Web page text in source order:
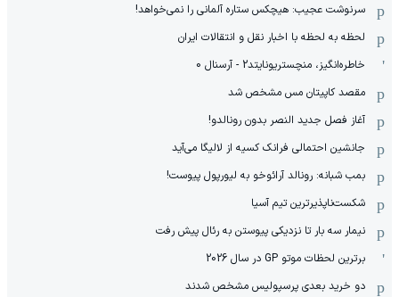
سرنوشت عجیب: هیچکس ستاره آلمانی را نمی‌خواهد!
لحظه به لحظه با اخبار نقل و انتقالات ایران
خاطره‌انگیز، منچستریونایتد2 - آرسنال 0
مقصد کاپیتان مس مشخص شد
آغاز فصل جدید النصر بدون رونالدو!
جانشین احتمالی فرانک کسیه از لالیگا می‌آید
بمب شبانه: رونالد آرائوخو به لیورپول پیوست!
شکست‌ناپذیرترین تیم آسیا
نیمار سه بار تا نزدیکی پیوستن به رئال پیش رفت
برترین لحظات موتو GP در سال 2026
دو خرید بعدی پرسپولیس مشخص شدند